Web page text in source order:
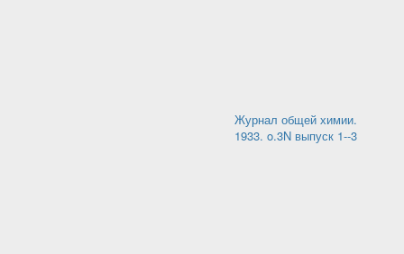
Журнал общей химии.
1933. o.3N выпуск 1--3